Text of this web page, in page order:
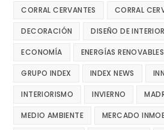
CORRAL CERVANTES CORRAL
DECORACIÓN DISEÑO DE
ECONOMÍA ENERGÍAS RENOVABLES
GRUPO INDEX INDEX NEWS
INTERIORISMO INVIERNO
MEDIO AMBIENTE MERCADO